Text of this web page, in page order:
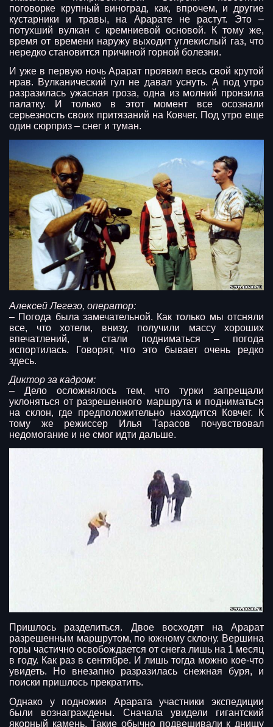
поговорке крупный виноград, как, впрочем, и другие
кустарники и травы, на Арарате не растут. Это –
потухший вулкан с кремниевой основой. К тому же,
время от времени наружу выходит углекислый газ, что
нередко становится причиной горной болезни.
И уже в первую ночь Арарат проявил весь свой крутой
нрав. Вулканический гул не давал уснуть. А под утро
разразилась ужасная гроза, одна из молний пронзила
палатку. И только в этот момент все осознали
серьезность своих притязаний на Ковчег. Под утро еще
один сюрприз – снег и туман.
Алексей Легезо, оператор:
– Погода была замечательной. Как только мы отсняли
все, что хотели, внизу, получили массу хороших
впечатлений, и стали подниматься – погода
испортилась. Говорят, что это бывает очень редко
здесь.
Диктор за кадром:
– Дело осложнялось тем, что турки запрещали
уклоняться от разрешенного маршрута и подниматься
на склон, где предположительно находится Ковчег. К
тому же режиссер Илья Тарасов почувствовал
недомогание и не смог идти дальше.
Пришлось разделиться. Двое восходят на Арарат
разрешенным маршрутом, по южному склону. Вершина
горы частично освобождается от снега лишь на 1 месяц
в году. Как раз в сентябре. И лишь тогда можно кое-что
увидеть. Но внезапно разразилась снежная буря, и
поиски пришлось прекратить.
Однако у подножия Арарата участники экспедиции
были вознаграждены. Сначала увидели гигантский
якорный камень. Такие обычно подвешивали к днищу